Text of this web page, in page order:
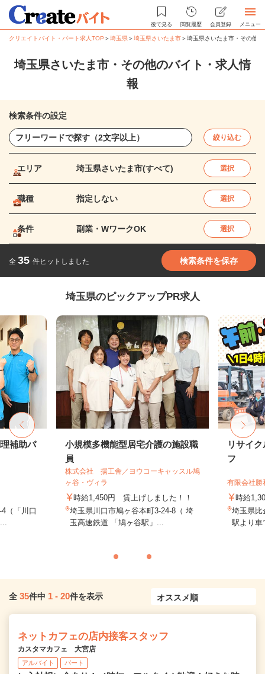
後で見る 閲覧履歴 会員登録 メニュー
クリエイトバイト・パート求人TOP ＞埼玉県＞埼玉県さいたま市＞埼玉県さいたま市・その他
埼玉県さいたま市・その他のバイト・求人情
報
検索条件の設定
絞り込む
エリア 埼玉県さいたま市(すべて) 選択
職種 指定しない 選択
条件 副業・WワークOK 選択
全 35 件ヒットしました 検索条件を保存
埼玉県のピックアップPR求人
補助パ
（「川口
小規模多機能型居宅介護の施設職
員
株式会社 揚工舎／ヨウコーキャッスル鳩
ヶ谷・ヴィラ
時給1,450円 賃上げしました！！
埼玉県川口市鳩ヶ谷本町3-24-8（ 埼
玉高速鉄道 「鳩ヶ谷駅」...
リサイ
フ
有限会社勝
時給
埼玉県比
駅より車
全 35件中 1 - 20件を表示
ネットカフェの店内接客スタッフ
カスタマカフェ 大宮店
アルバイト パート